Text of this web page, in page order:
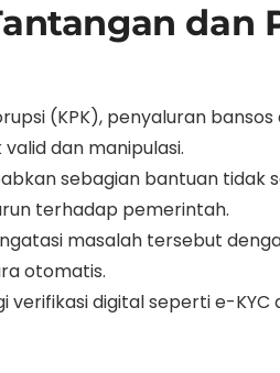
dan
(KPK), penyaluran
dan manipulasi.
sebagian bantuan tidak
terhadap pemerintah.
masalah tersebut
otomatis.
digital seperti e-